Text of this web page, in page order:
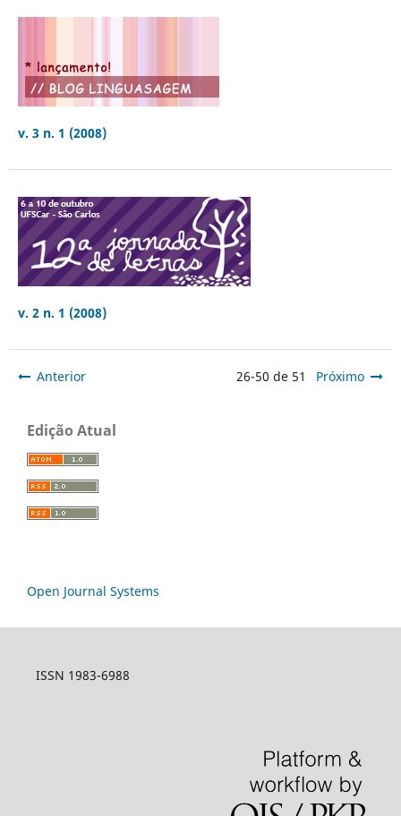
v. 3 n. 1 (2008)
v. 2 n. 1 (2008)
Anterior 26-50 de 51 Próximo
Edição Atual
Open Journal Systems
ISSN 1983-6988